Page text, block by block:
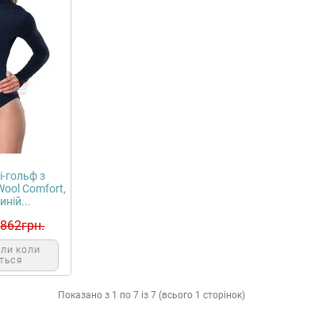
гольф з
Comfort,
862грн.
КОЛИ
Показано з 1 по 7 із 7 (всього 1 сторінок)